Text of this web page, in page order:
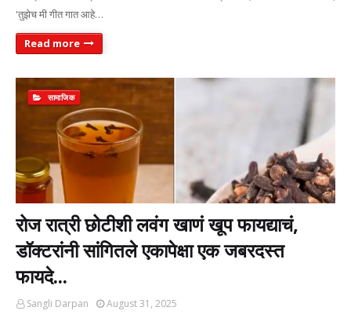
'तुझेच मी गीत गात आहे…
Read more
सामाजिक
रोज रात्री छोटीशी लवंग खाणं खूप फायद्याचं,
डॉक्टरांनी सांगितले एकापेक्षा एक जबरदस्त
फायदे...
Sangli Darpan August 31, 2025